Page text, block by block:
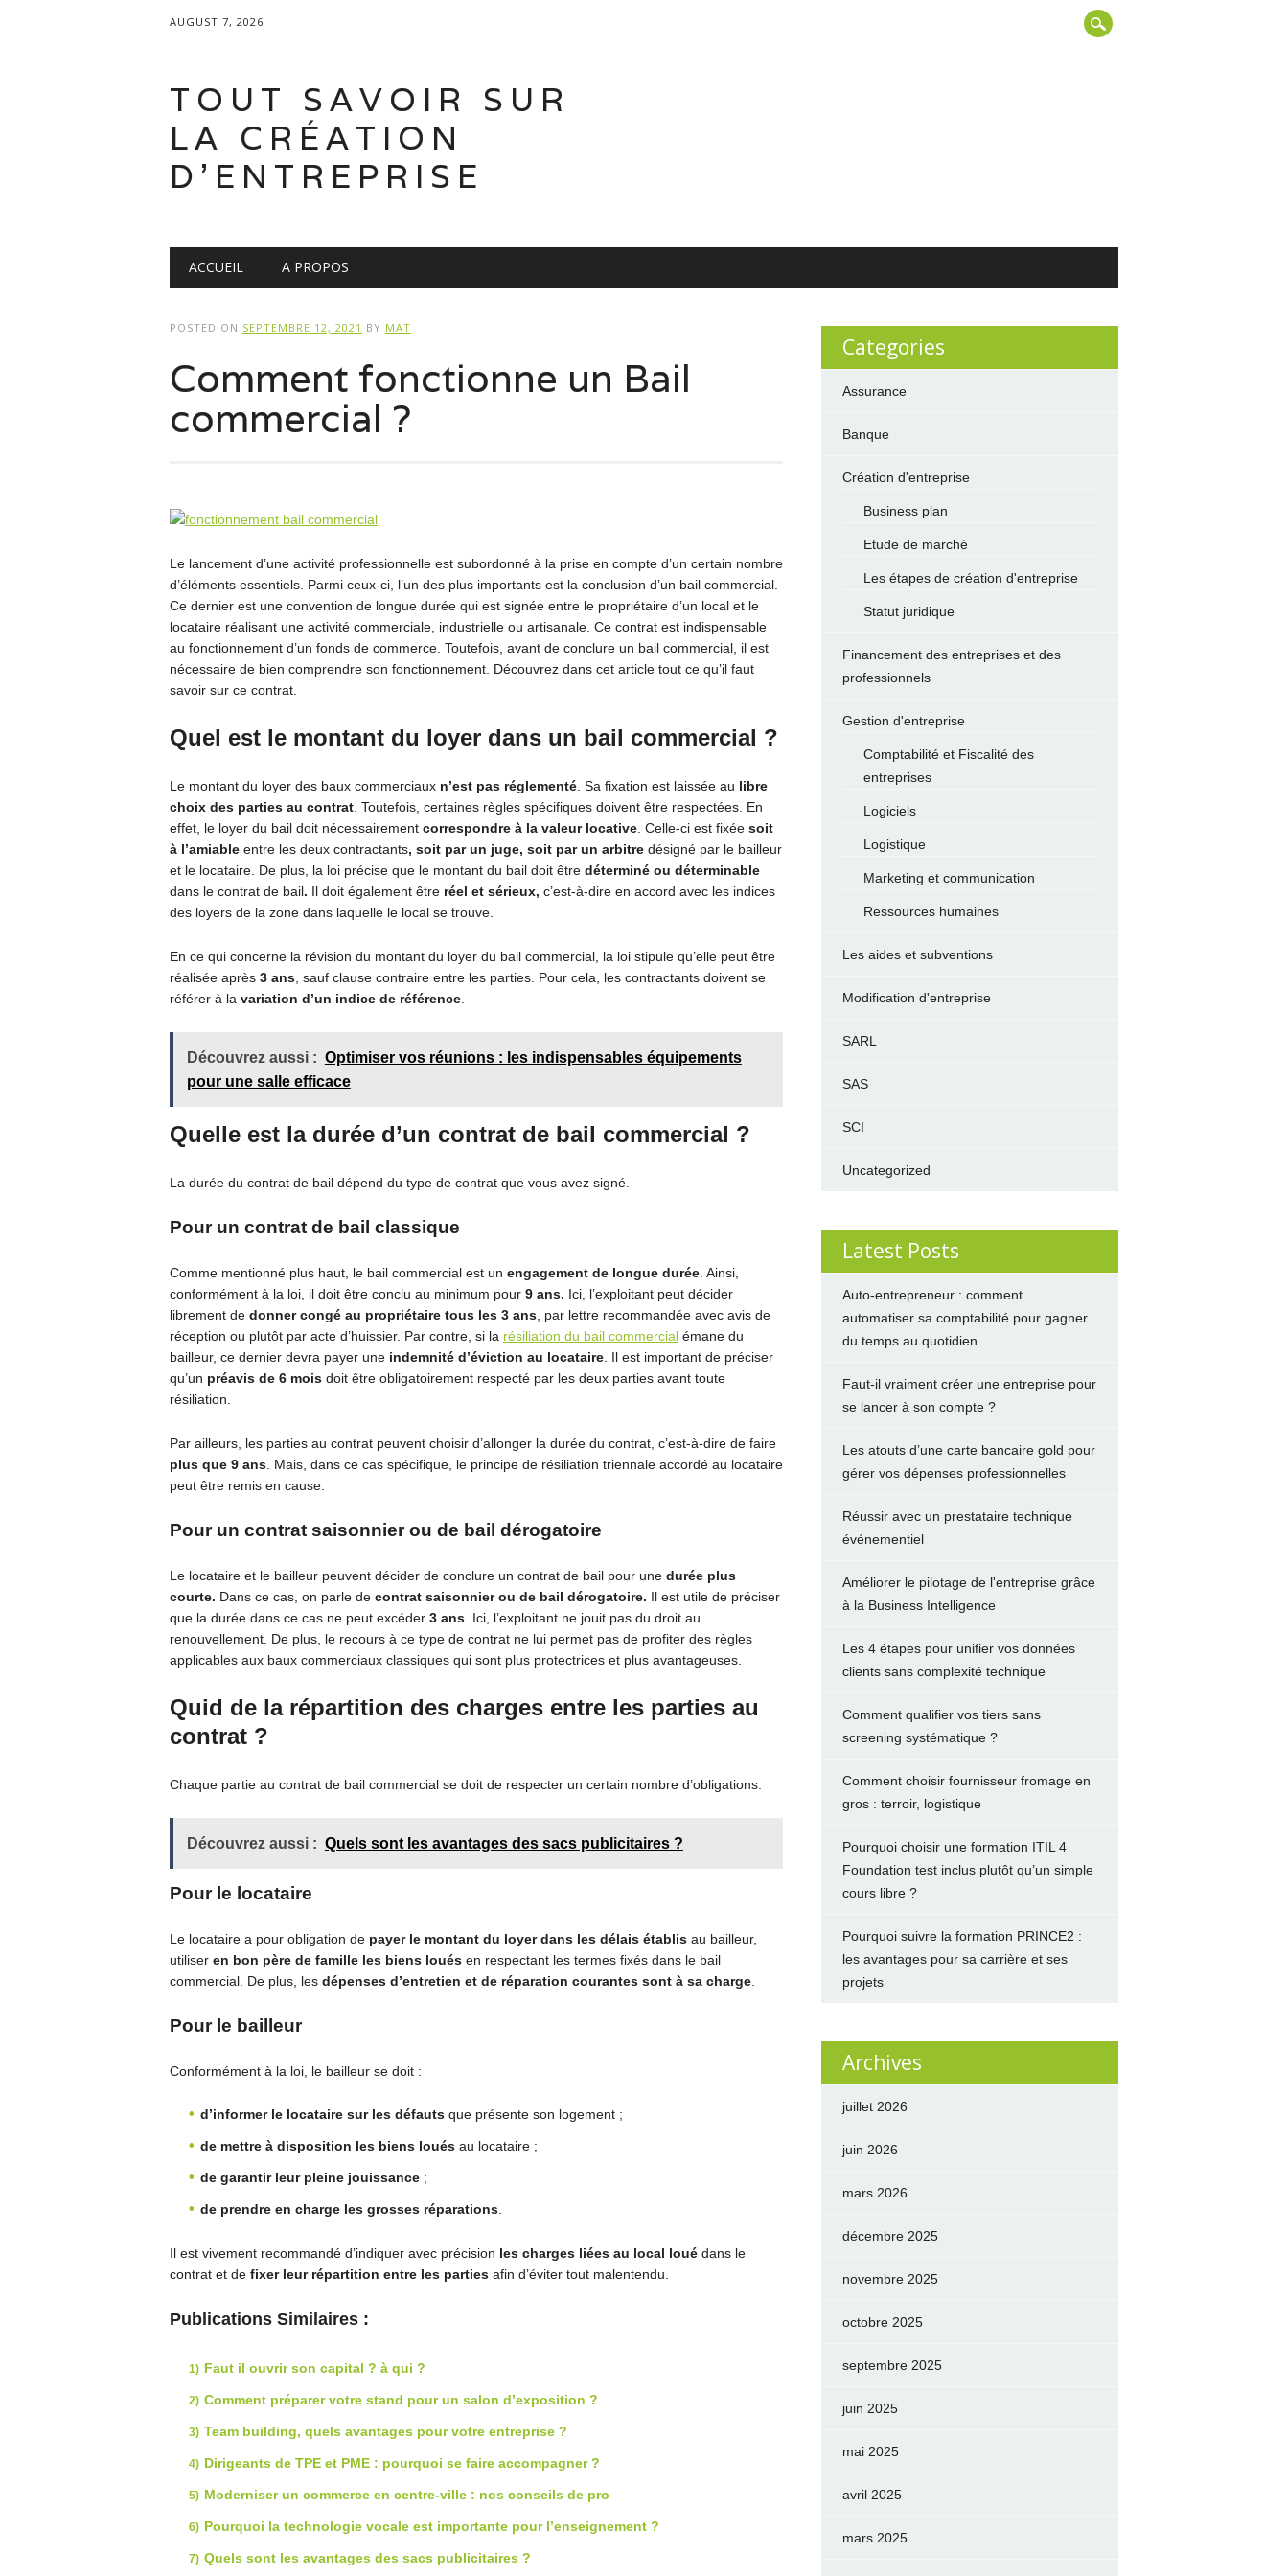
AUGUST 7, 2026
TOUT SAVOIR SUR
LA CRÉATION
D'ENTREPRISE
Main menu
ACCUEIL A PROPOS
POSTED ON SEPTEMBRE 12, 2021 BY MAT
Comment fonctionne un Bail
commercial ?
Le lancement d’une activité professionnelle est subordonné à la prise en compte d’un certain nombre
d’éléments essentiels. Parmi ceux-ci, l’un des plus importants est la conclusion d’un bail commercial.
Ce dernier est une convention de longue durée qui est signée entre le propriétaire d’un local et le
locataire réalisant une activité commerciale, industrielle ou artisanale. Ce contrat est indispensable
au fonctionnement d’un fonds de commerce. Toutefois, avant de conclure un bail commercial, il est
nécessaire de bien comprendre son fonctionnement. Découvrez dans cet article tout ce qu’il faut
savoir sur ce contrat.
Quel est le montant du loyer dans un bail commercial ?
Le montant du loyer des baux commerciaux n’est pas réglementé. Sa fixation est laissée au libre
choix des parties au contrat. Toutefois, certaines règles spécifiques doivent être respectées. En
effet, le loyer du bail doit nécessairement correspondre à la valeur locative. Celle-ci est fixée soit
à l’amiable entre les deux contractants, soit par un juge, soit par un arbitre désigné par le bailleur
et le locataire. De plus, la loi précise que le montant du bail doit être déterminé ou déterminable
dans le contrat de bail. Il doit également être réel et sérieux, c’est-à-dire en accord avec les indices
des loyers de la zone dans laquelle le local se trouve.
En ce qui concerne la révision du montant du loyer du bail commercial, la loi stipule qu’elle peut être
réalisée après3 ans, sauf clause contraire entre les parties. Pour cela, les contractants doivent se
référer à la variation d’un indice de référence.
Découvrez aussi : Optimiser vos réunions : les indispensables équipements
pour une salle efficace
Quelle est la durée d’un contrat de bail commercial ?
La durée du contrat de bail dépend du type de contrat que vous avez signé.
Pour un contrat de bail classique
Comme mentionné plus haut, le bail commercial est un engagement de longue durée. Ainsi,
conformément à la loi, il doit être conclu au minimum pour 9 ans. Ici, l’exploitant peut décider
librement de donner congé au propriétaire tous les 3 ans, par lettre recommandée avec avis de
réception ou plutôt par acte d’huissier. Par contre, si la résiliation du bail commercialémane du
bailleur, ce dernier devra payer uneindemnité d’éviction au locataire. Il est important de préciser
qu’un préavis de 6 moisdoit être obligatoirement respecté par les deux parties avant toute
résiliation.
Par ailleurs, les parties au contrat peuvent choisir d’allonger la durée du contrat, c’est-à-dire de faire
plus que 9 ans. Mais, dans ce cas spécifique, le principe de résiliation triennale accordé au locataire
peut être remis en cause.
Pour un contrat saisonnier ou de bail dérogatoire
Le locataire et le bailleur peuvent décider de conclure un contrat de bail pour une durée plus
courte. Dans ce cas, on parle de contrat saisonnier ou de bail dérogatoire. Il est utile de préciser
que la durée dans ce cas ne peut excéder 3 ans. Ici, l’exploitant ne jouit pas du droit au
renouvellement. De plus, le recours à ce type de contrat ne lui permet pas de profiter des règles
applicables aux baux commerciaux classiques qui sont plus protectrices et plus avantageuses.
Quid de la répartition des charges entre les parties au
contrat?
Chaque partie au contrat de bail commercial se doit de respecter un certain nombre d’obligations.
Découvrez aussi : Quels sont les avantages des sacs publicitaires ?
Pour le locataire
Le locataire a pour obligation de payer le montant du loyer dans les délais établis au bailleur,
utiliser en bon père de famille les biens loués en respectant les termes fixés dans le bail
commercial. De plus, les dépenses d’entretien et de réparation courantes sont à sa charge.
Pour le bailleur
Conformément à la loi, le bailleur se doit :
d’informer le locataire sur les défauts que présente son logement ;
de mettre à disposition les biens loués au locataire ;
de garantir leur pleine jouissance;
de prendre en charge les grosses réparations.
Il est vivement recommandé d’indiquer avec précision les charges liées au local louédans le
contrat et de fixer leur répartition entre les partiesafin d’éviter tout malentendu.
Publications Similaires :
Faut il ouvrir son capital ? à qui ?
Comment préparer votre stand pour un salon d’exposition ?
Team building, quels avantages pour votre entreprise ?
Dirigeants de TPE et PME : pourquoi se faire accompagner ?
Moderniser un commerce en centre-ville : nos conseils de pro
Pourquoi la technologie vocale est importante pour l’enseignement ?
Quels sont les avantages des sacs publicitaires ?
Categories
Assurance
Banque
Création d'entreprise
Business plan
Etude de marché
Les étapes de création d'entreprise
Statut juridique
Financement des entreprises et des
professionnels
Gestion d'entreprise
Comptabilité et Fiscalité des
entreprises
Logiciels
Logistique
Marketing et communication
Ressources humaines
Les aides et subventions
Modification d'entreprise
SARL
SAS
SCI
Uncategorized
Latest Posts
Auto-entrepreneur : comment
automatiser sa comptabilité pour gagner
du temps au quotidien
Faut-il vraiment créer une entreprise pour
se lancer à son compte ?
Les atouts d’une carte bancaire gold pour
gérer vos dépenses professionnelles
Réussir avec un prestataire technique
événementiel
Améliorer le pilotage de l'entreprise grâce
à la Business Intelligence
Les 4 étapes pour unifier vos données
clients sans complexité technique
Comment qualifier vos tiers sans
screening systématique ?
Comment choisir fournisseur fromage en
gros : terroir, logistique
Pourquoi choisir une formation ITIL 4
Foundation test inclus plutôt qu’un simple
cours libre ?
Pourquoi suivre la formation PRINCE2 :
les avantages pour sa carrière et ses
projets
Archives
juillet 2026
juin 2026
mars 2026
décembre 2025
novembre 2025
octobre 2025
septembre 2025
juin 2025
mai 2025
avril 2025
mars 2025